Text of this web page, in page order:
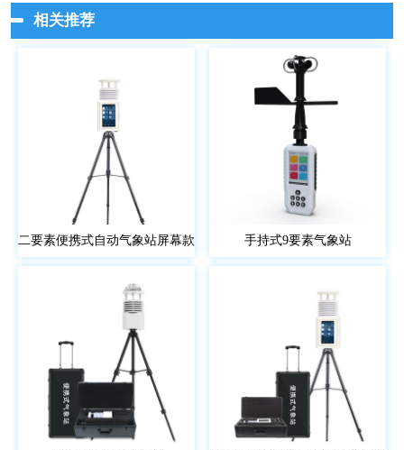
相关推荐
二要素便携式自动气象站屏幕款 手持式9要素气象站